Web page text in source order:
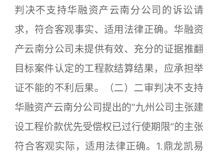
判决不支持华融资产云南分公司的诉讼请
求，符合客观事实、适用法律正确。华融资
产云南分公司未提供有效、充分的证据推翻
目标案件认定的工程款结算结果，应承担举
证不能的不利后果。（二）二审判决不支持
华融资产云南分公司提出的“九州公司主张建
设工程价款优先受偿权已过行使期限”的主张
符合客观实际，适用法律正确。1.鼎龙凯易